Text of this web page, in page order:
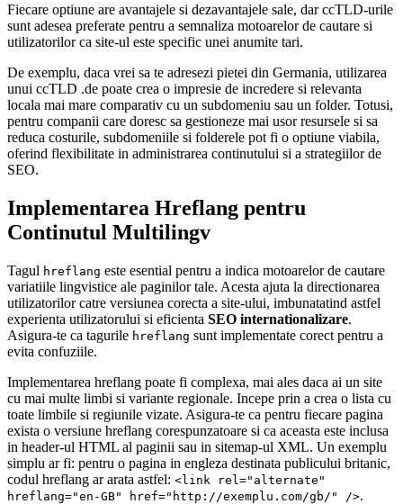
Fiecare optiune are avantajele si dezavantajele sale, dar ccTLD-urile
sunt adesea preferate pentru a semnaliza motoarelor de cautare si
utilizatorilor ca site-ul este specific unei anumite tari.
De exemplu, daca vrei sa te adresezi pietei din Germania, utilizarea
unui ccTLD .de poate crea o impresie de incredere si relevanta
locala mai mare comparativ cu un subdomeniu sau un folder. Totusi,
pentru companii care doresc sa gestioneze mai usor resursele si sa
reduca costurile, subdomeniile si folderele pot fi o optiune viabila,
oferind flexibilitate in administrarea continutului si a strategiilor de
SEO.
Implementarea Hreflang pentru
Continutul Multilingv
Tagul hreflang este esential pentru a indica motoarelor de cautare
variatiile lingvistice ale paginilor tale. Acesta ajuta la directionarea
utilizatorilor catre versiunea corecta a site-ului, imbunatatind astfel
experienta utilizatorului si eficienta SEO internationalizare.
Asigura-te ca tagurile hreflang sunt implementate corect pentru a
evita confuziile.
Implementarea hreflang poate fi complexa, mai ales daca ai un site
cu mai multe limbi si variante regionale. Incepe prin a crea o lista cu
toate limbile si regiunile vizate. Asigura-te ca pentru fiecare pagina
exista o versiune hreflang corespunzatoare si ca aceasta este inclusa
in header-ul HTML al paginii sau in sitemap-ul XML. Un exemplu
simplu ar fi: pentru o pagina in engleza destinata publicului britanic,
codul hreflang ar arata astfel: <link rel="alternate"
hreflang="en-GB" href="http://exemplu.com/gb/" />.